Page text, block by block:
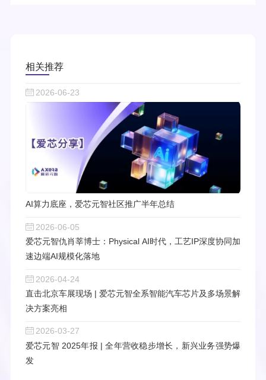
相关推荐
2026-06-23
AI算力底座，爱芯元智社区推广半年总结
2026-06-05
爱芯元智仇肖莘博士：Physical AI时代，工艺IP深度协同加
速边端AI规模化落地
2026-04-24
直击北京车展现场 | 爱芯元智全系智能汽车芯片及多场景解
决方案亮相
2026-03-27
爱芯元智 2025年报 | 全年营收稳步增长，新兴业务强势爆
发